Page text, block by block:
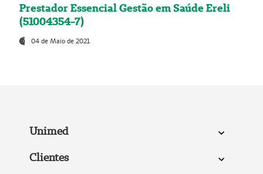
Prestador Essencial Gestão em Saúde Ereli
(51004354-7)
04 de Maio de 2021
Unimed
Clientes